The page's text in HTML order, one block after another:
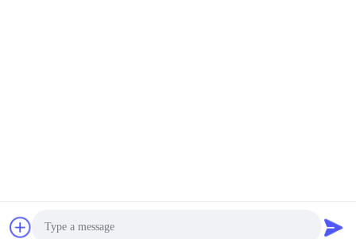
Copyright 2026 ARH Sapphire Co., Ltd . Todos los derechos reservados.